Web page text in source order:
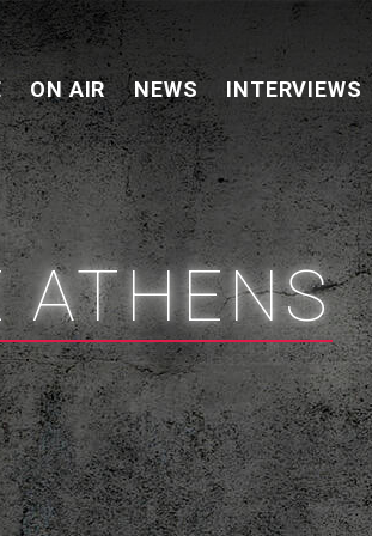
ON AIR NEWS INTERVIEWS
ATHENS